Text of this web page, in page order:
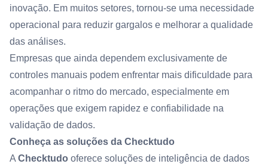
inovação. Em muitos setores, tornou-se uma necessidade
operacional para reduzir gargalos e melhorar a qualidade
das análises.
Empresas que ainda dependem exclusivamente de
controles manuais podem enfrentar mais dificuldade para
acompanhar o ritmo do mercado, especialmente em
operações que exigem rapidez e confiabilidade na
validação de dados.
Conheça as soluções da Checktudo
A Checktudo oferece soluções de inteligência de dados